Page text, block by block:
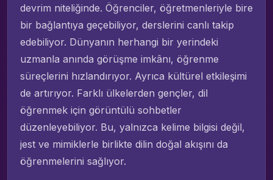
devrim niteliğinde. Öğrenciler, öğretmenleriyle bire
bir bağlantıya geçebiliyor, derslerini canlı takip
edebiliyor. Dünyanın herhangi bir yerindeki
uzmanla anında görüşme imkânı, öğrenme
süreçlerini hızlandırıyor. Ayrıca kültürel etkileşimi
de artırıyor. Farklı ülkelerden gençler, dil
öğrenmek için görüntülü sohbetler
düzenleyebiliyor. Bu, yalnızca kelime bilgisi değil,
jest ve mimiklerle birlikte dilin doğal akışını da
öğrenmelerini sağlıyor.